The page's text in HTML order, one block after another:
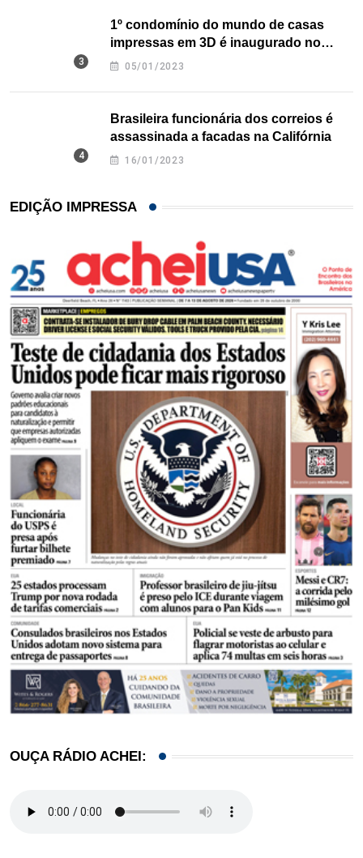
1º condomínio do mundo de casas
impressas em 3D é inaugurado no
Texas
05/01/2023
Brasileira funcionária dos correios é
assassinada a facadas na Califórnia
16/01/2023
EDIÇÃO IMPRESSA
OUÇA RÁDIO ACHEI: